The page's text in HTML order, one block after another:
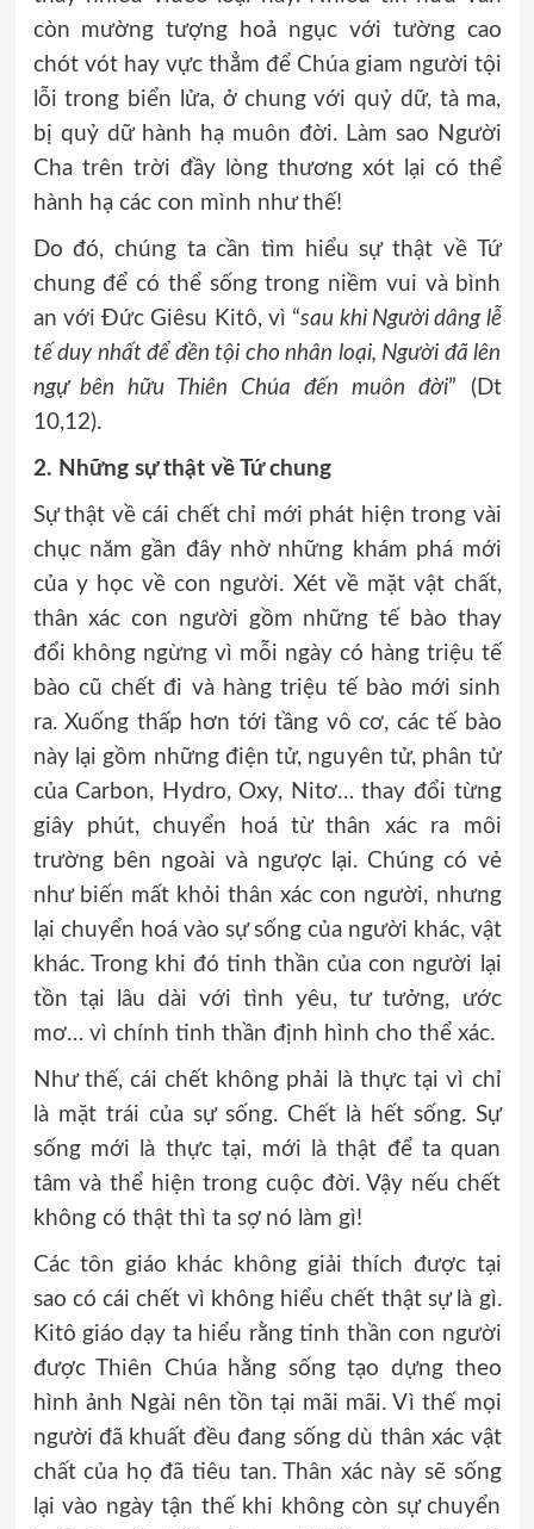
còn mường tượng hoả ngục với tường cao
chót vót hay vực thẳm để Chúa giam người tội
lỗi trong biển lửa, ở chung với quỷ dữ, tà ma,
bị quỷ dữ hành hạ muôn đời. Làm sao Người
Cha trên trời đầy lòng thương xót lại có thể
hành hạ các con mình như thế!
Do đó, chúng ta cần tìm hiểu sự thật về Tứ
chung để có thể sống trong niềm vui và bình
an với Đức Giêsu Kitô, vì “sau khi Người dâng lễ
tế duy nhất để đền tội cho nhân loại, Người đã lên
ngự bên hữu Thiên Chúa đến muôn đời” (Dt
10,12).
2. Những sự thật về Tứ chung
Sự thật về cái chết chỉ mới phát hiện trong vài
chục năm gần đây nhờ những khám phá mới
của y học về con người. Xét về mặt vật chất,
thân xác con người gồm những tế bào thay
đổi không ngừng vì mỗi ngày có hàng triệu tế
bào cũ chết đi và hàng triệu tế bào mới sinh
ra. Xuống thấp hơn tới tầng vô cơ, các tế bào
này lại gồm những điện tử, nguyên tử, phân tử
của Carbon, Hydro, Oxy, Nitơ… thay đổi từng
giây phút, chuyển hoá từ thân xác ra môi
trường bên ngoài và ngược lại. Chúng có vẻ
như biến mất khỏi thân xác con người, nhưng
lại chuyển hoá vào sự sống của người khác, vật
khác. Trong khi đó tinh thần của con người lại
tồn tại lâu dài với tình yêu, tư tưởng, ước
mơ… vì chính tinh thần định hình cho thể xác.
Như thế, cái chết không phải là thực tại vì chỉ
là mặt trái của sự sống. Chết là hết sống. Sự
sống mới là thực tại, mới là thật để ta quan
tâm và thể hiện trong cuộc đời. Vậy nếu chết
không có thật thì ta sợ nó làm gì!
Các tôn giáo khác không giải thích được tại
sao có cái chết vì không hiểu chết thật sự là gì.
Kitô giáo dạy ta hiểu rằng tinh thần con người
được Thiên Chúa hằng sống tạo dựng theo
hình ảnh Ngài nên tồn tại mãi mãi. Vì thế mọi
người đã khuất đều đang sống dù thân xác vật
chất của họ đã tiêu tan. Thân xác này sẽ sống
lại vào ngày tận thế khi không còn sự chuyển